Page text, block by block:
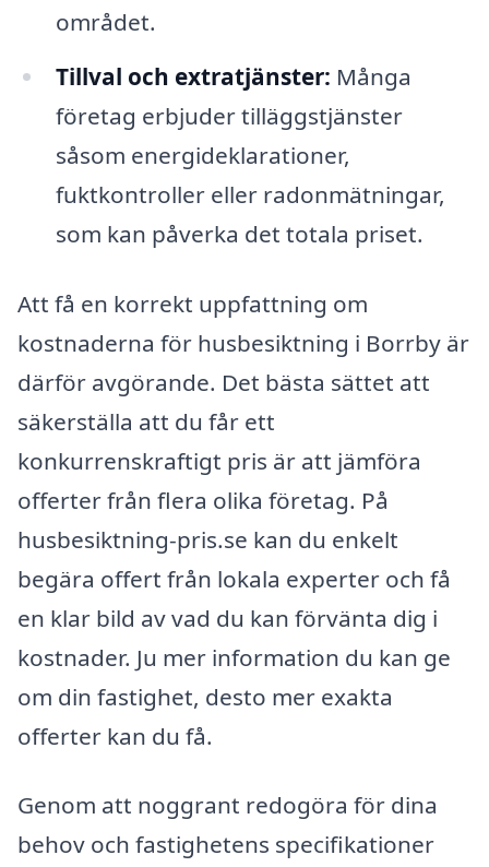
området.
Tillval och extratjänster: Många
företag erbjuder tilläggstjänster
såsom energideklarationer,
fuktkontroller eller radonmätningar,
som kan påverka det totala priset.
Att få en korrekt uppfattning om
kostnaderna för husbesiktning i Borrby är
därför avgörande. Det bästa sättet att
säkerställa att du får ett
konkurrenskraftigt pris är att jämföra
offerter från flera olika företag. På
husbesiktning-pris.se kan du enkelt
begära offert från lokala experter och få
en klar bild av vad du kan förvänta dig i
kostnader. Ju mer information du kan ge
om din fastighet, desto mer exakta
offerter kan du få.
Genom att noggrant redogöra för dina
behov och fastighetens specifikationer